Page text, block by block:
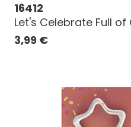
16412
Let's Celebrate Full
3,99 €